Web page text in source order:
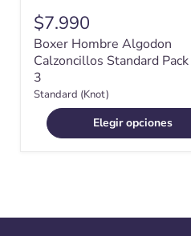
$7.990
Boxer Hombre Algodon
Calzoncillos Standard
3
Standard (Knot)
Elegir opciones